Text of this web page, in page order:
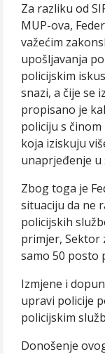
Za razliku od
MUP-ova,
važećim
upošljavanja
policijskim
snazi, a čije se
propisano je
policiju s
koja iziskuju
unaprjeđenje u
Zbog toga je
situaciju da ne
policijskih
primjer, Sektor
samo 50 posto
Izmjene i
upravi policije
policijskim
Donošenje